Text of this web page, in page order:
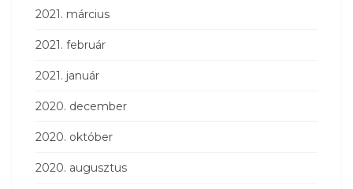
2021. március
2021. február
2021. január
2020. december
2020. október
2020. augusztus